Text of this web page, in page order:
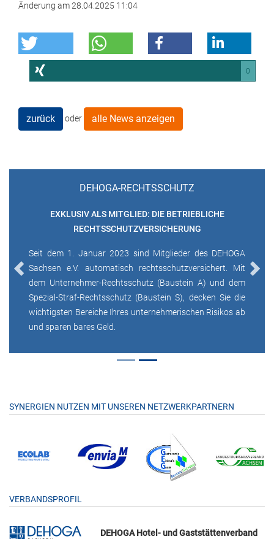
Änderung am28.04.2025 11:04
0
zurück oder alle News anzeigen
DEHOGA-RECHTSSCHUTZ
EXKLUSIV ALS MITGLIED: DIE BETRIEBLICHE
RECHTSSCHUTZVERSICHERUNG
Seit dem 1. Januar 2023 sind Mitglieder des DEHOGA
Sachsen e.V. automatisch rechtsschutzversichert. Mit
dem Unternehmer-Rechtsschutz (Baustein A) und dem
Spezial-Straf-Rechtsschutz (Baustein S), decken Sie die
wichtigsten Bereiche Ihres unternehmerischen Risikos ab
und sparen bares Geld.
Previous Next
SYNERGIEN NUTZEN MIT UNSEREN NETZWERKPARTNERN
VERBANDSPROFIL
DEHOGA Hotel- und Gaststättenverband